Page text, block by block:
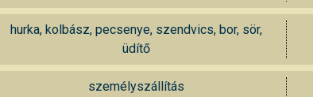
hurka, kolbász, pecsenye, szendvics, bor, sör,
üdítő
személyszállítás